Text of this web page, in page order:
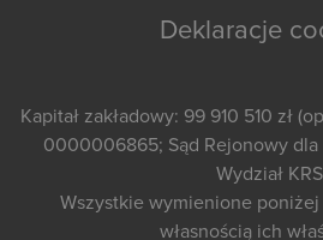
Deklaracje
Kapitał zakładowy: 99 910 510 zł
0000006865; Sąd Rejonowy dla
Wydział KRS
Wszystkie wymienione
własnością ich